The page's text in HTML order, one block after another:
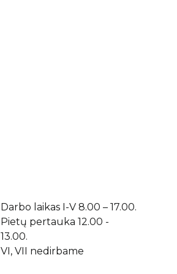
Darbo laikas I-V 8.00 – 17.00.
Pietų pertauka 12.00 -
13.00.
VI, VII nedirbame